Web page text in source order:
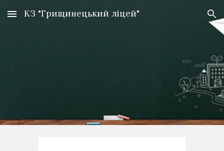
Skip to main content Skip to navigation
КЗ "Грищинецький ліцей"